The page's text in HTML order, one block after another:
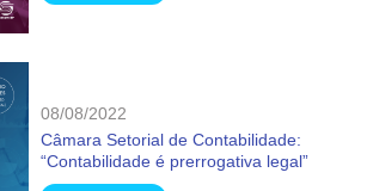
08/08/2022
Câmara Setorial de Contabilidade:
“Contabilidade é prerrogativa legal”